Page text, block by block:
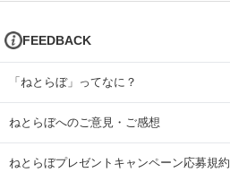
FEEDBACK
「ねとらぼ」ってなに？
ねとらぼへのご意見・ご感想
ねとらぼプレゼントキャンペーン応募規約